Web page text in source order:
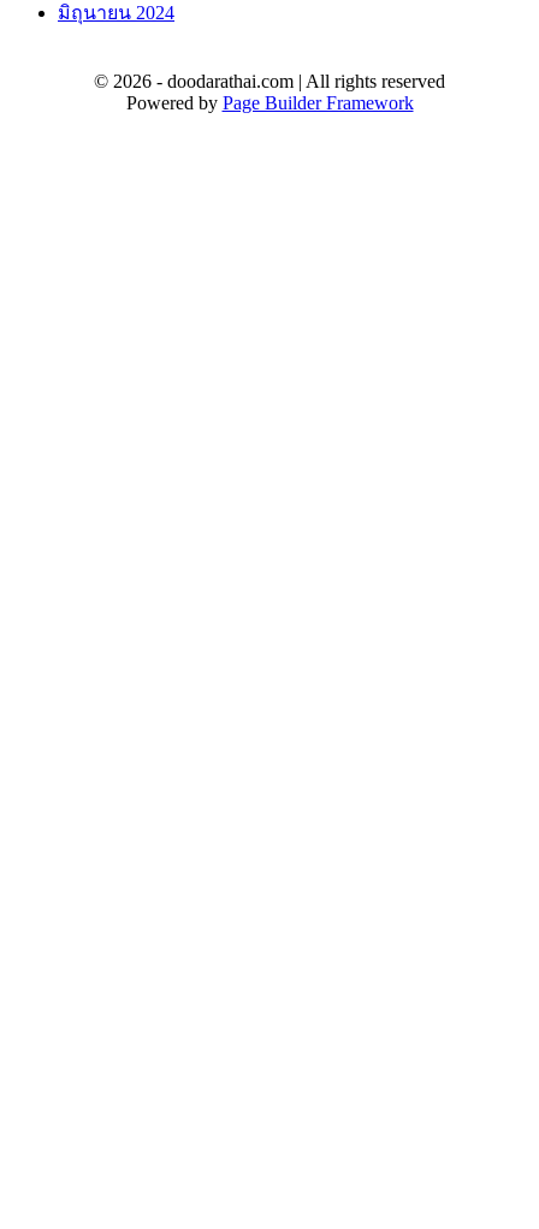
มิถุนายน 2024
© 2026 - doodarathai.com | All rights reserved
Powered by Page Builder Framework